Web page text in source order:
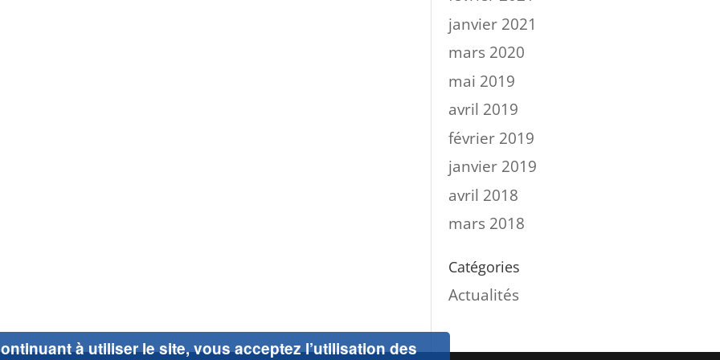
janvier 2021
mars 2020
mai 2019
avril 2019
février 2019
janvier 2019
avril 2018
mars 2018
Catégories
Actualités
à utiliser le site, vous acceptez l’utilisation des